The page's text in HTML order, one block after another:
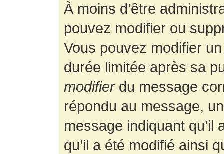
À moins d’être
pouvez modifier ou
Vous pouvez modifier
durée limitée après sa
modifierdu message
répondu au message,
message indiquant
qu’il a été modifié ainsi